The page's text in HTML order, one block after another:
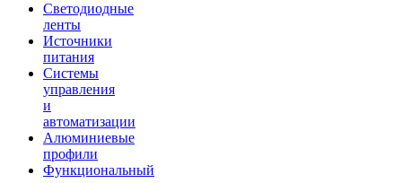
Светодиодные
ленты
Источники
питания
Системы
управления
и
автоматизации
Алюминиевые
профили
Функциональный